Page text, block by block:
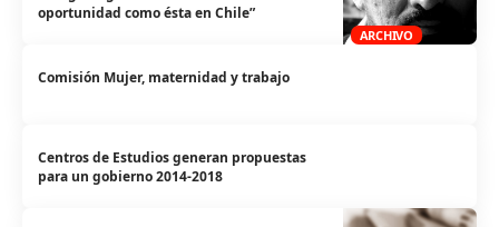
ARCHIVO
oportunidad como ésta en Chile”
Comisión Mujer, maternidad y trabajo
Centros de Estudios generan propuestas
para un gobierno 2014-2018